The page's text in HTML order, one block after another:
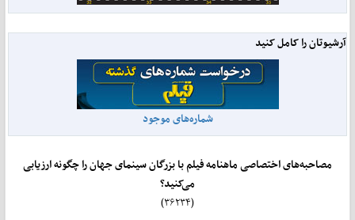
آرشیوتان را کامل کنید
شماره‌های موجود
مصاحبه‌های اختصاصی ماهنامه فیلم با بزرگان سینمای جهان را چگونه ارزیابی
می‌کنید؟